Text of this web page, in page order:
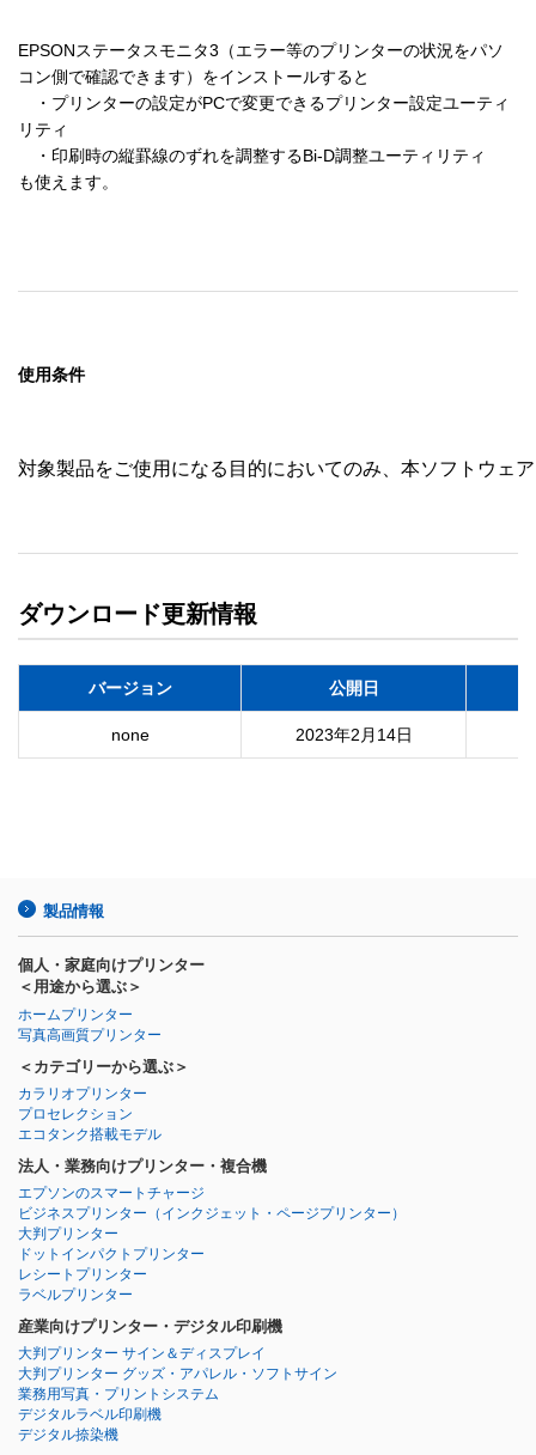
EPSONステータスモニタ3（エラー等のプリンターの状況をパソ
コン側で確認できます）をインストールすると
・プリンターの設定がPCで変更できるプリンター設定ユーティ
リティ
・印刷時の縦罫線のずれを調整するBi-D調整ユーティリティ
も使えます。
使用条件
対象製品をご使用になる目的においてのみ、本ソフトウェ
ダウンロード更新情報
バージョン 公開日
none 2023年2月14日
製品情報
個人・家庭向けプリンター
＜用途から選ぶ＞
ホームプリンター
写真高画質プリンター
＜カテゴリーから選ぶ＞
カラリオプリンター
プロセレクション
エコタンク搭載モデル
法人・業務向けプリンター・複合機
エプソンのスマートチャージ
ビジネスプリンター （インクジェット・ページプリンター）
大判プリンター
ドットインパクトプリンター
レシートプリンター
ラベルプリンター
産業向けプリンター・デジタル印刷機
大判プリンター サイン＆ディスプレイ
大判プリンター グッズ・アパレル・ソフトサイン
業務用写真・プリントシステム
デジタルラベル印刷機
デジタル捺染機